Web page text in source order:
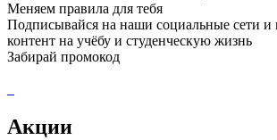
Меняем правила для тебя
Подписывайся на наши социальные сети и
контент на учёбу и студенческую жизнь
Забирай промокод
Акции